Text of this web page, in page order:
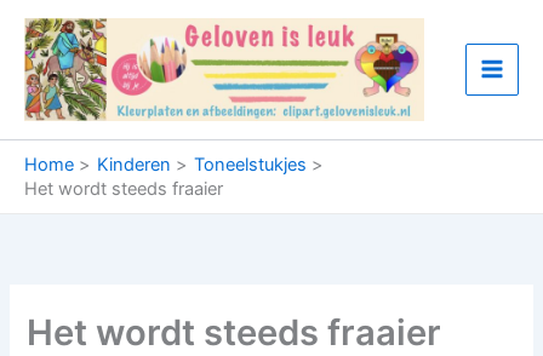
naar
inhoud
Home Kinderen
Toneelstukjes
Het wordt steeds fraaier
Het wordt steeds fraaier